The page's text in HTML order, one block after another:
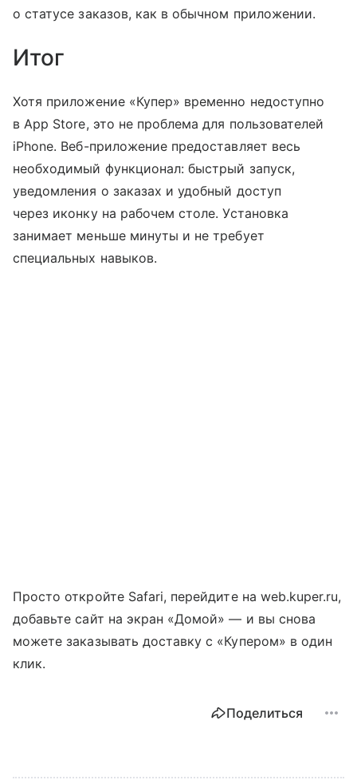
о статусе заказов, как в обычном приложении.
Итог
Хотя приложение «Купер» временно недоступно
в App Store, это не проблема для пользователей
iPhone. Веб-приложение предоставляет весь
необходимый функционал: быстрый запуск,
уведомления о заказах и удобный доступ
через иконку на рабочем столе. Установка
занимает меньше минуты и не требует
специальных навыков.
Просто откройте Safari, перейдите на web.kuper.ru,
добавьте сайт на экран «Домой» — и вы снова
можете заказывать доставку с «Купером» в один
клик.
Поделиться